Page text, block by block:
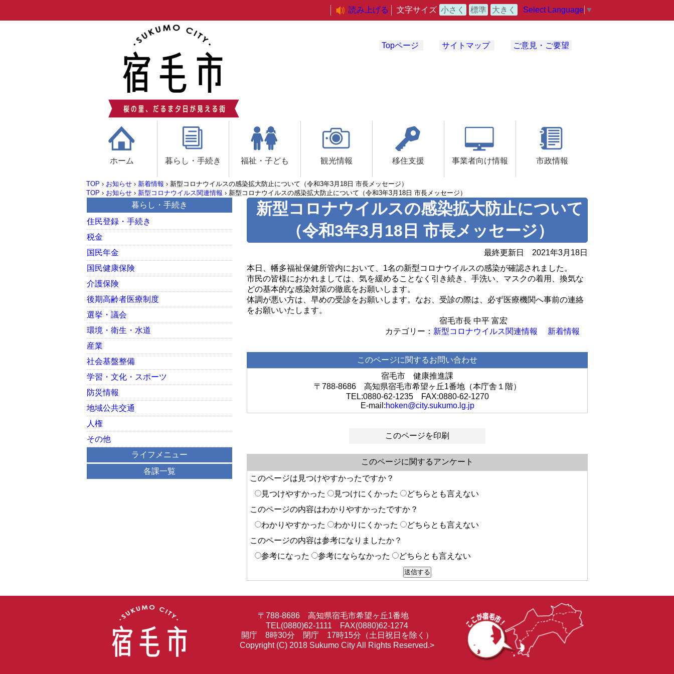
読み上げる 文字サイズ 小さく 標準 大きく Select Language ▼
Topページ サイトマップ ご意見・ご要望
ホーム 暮らし・手続き 福祉・子ども 観光情報 移住支援 事業者向け情報 市政情報
TOP › お知らせ › 新着情報 › 新型コロナウイルスの感染拡大防止について（令和3年3月18日 市長メッセージ）
TOP › お知らせ › 新型コロナウイルス関連情報 › 新型コロナウイルスの感染拡大防止について（令和3年3月18日 市長メッセージ）
新型コロナウイルスの感染拡大防止について
（令和3年3月18日 市長メッセージ）
最終更新日 2021年3月18日
本日、幡多福祉保健所管内において、1名の新型コロナウイルスの感染が確認されました。
市民の皆様におかれましては、気を緩めることなく引き続き、手洗い、マスクの着用、換気な
どの基本的な感染対策の徹底をお願いします。
体調が悪い方は、早めの受診をお願いします。なお、受診の際は、必ず医療機関へ事前の連絡
をお願いいたします。
宿毛市長 中平 富宏
新型コロナウイルス関連情報
新着情報
このページに関するお問い合わせ
宿毛市 健康推進課
〒788-8686 高知県宿毛市希望ヶ丘1番地（本庁舎１階）
TEL:0880-62-1235 FAX:0880-62-1270
E-mail:hoken@city.sukumo.lg.jp
このページを印刷
このページに関するアンケート
このページは見つけやすかったですか？
見つけやすかった
見つけにくかった
どちらとも言えない
このページの内容はわかりやすかったですか？
わかりやすかった
わかりにくかった
どちらとも言えない
このページの内容は参考になりましたか？
参考になった
参考にならなかった どちらとも言えない
暮らし・手続き
住民登録・手続き
税金
国民年金
国民健康保険
介護保険
後期高齢者医療制度
選挙・議会
環境・衛生・水道
産業
社会基盤整備
学習・文化・スポーツ
防災情報
地域公共交通
人権
その他
ライフメニュー
各課一覧
〒788-8686 高知県宿毛市希望ヶ丘1番地
TEL(0880)62-1111 FAX(0880)62-1274
開庁 8時30分 閉庁 17時15分（土日祝日を除く）
Copyright (C) 2018 Sukumo City All Rights Reserved.>